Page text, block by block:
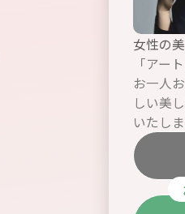
女性の
「アー
お一人
しい美
いたしま